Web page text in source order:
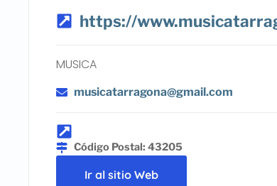
https://
MUSICA
musicatarragona@gmail.com
Código Postal: 43205
Ir al sitio Web